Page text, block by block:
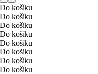
Do košíku
Do košíku
Do košíku
Do košíku
Do košíku
Do košíku
Do košíku
Do košíku